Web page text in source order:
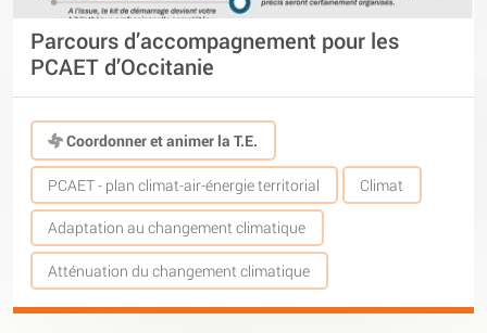
Parcours d’accompagnement pour les
PCAET d’Occitanie
Coordonner et animer la T.E.
PCAET - plan climat-air-énergie territorial Climat
Adaptation au changement climatique
Atténuation du changement climatique